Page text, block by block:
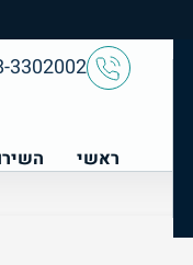
3302002
ראשי